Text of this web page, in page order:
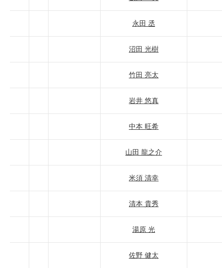
永田 丞
沼田 光樹
竹田 亮太
岩井 悠真
中本 旺希
山田 龍之介
米須 清幸
清本 貴秀
湯原 光
佐野 健太